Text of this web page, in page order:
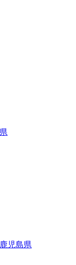
鹿児島県